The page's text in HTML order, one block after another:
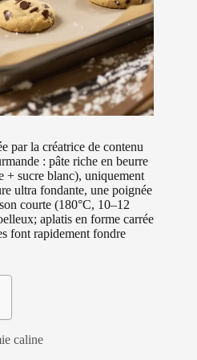
par la créatrice de contenu
: pâte riche en beurre
+ sucre blanc), uniquement
ultra fondante, une poignée
courte (180°C, 10–12
aplatis en forme carrée
font rapidement fondre
caline